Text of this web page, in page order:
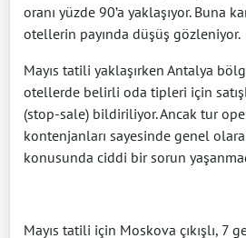
oranı yüzde 90’a yaklaşıyor. Buna
otellerin payında düşüş gözleniyor.
Mayıs tatili yaklaşırken Antalya
otellerde belirli oda tipleri için
(stop-sale) bildiriliyor. Ancak tur
kontenjanları sayesinde genel
konusunda ciddi bir sorun
Mayıs tatili için Moskova çıkışlı, 7